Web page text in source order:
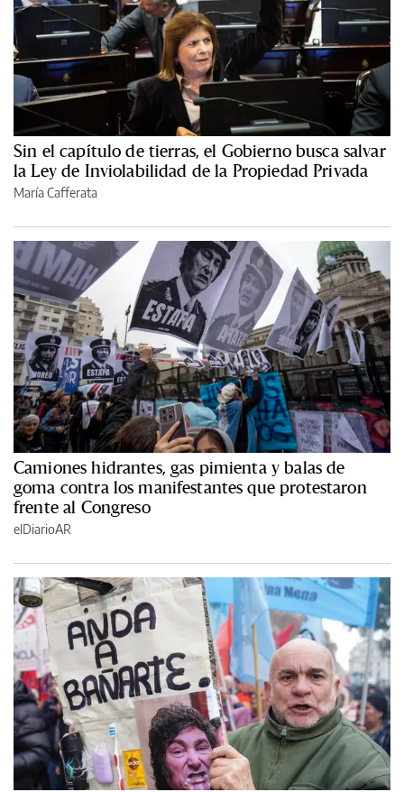
Sin el capítulo de tierras, el Gobierno busca salvar
la Ley de Inviolabilidad de la Propiedad Privada
María Cafferata
Camiones hidrantes, gas pimienta y balas de
goma contra los manifestantes que protestaron
frente al Congreso
elDiarioAR